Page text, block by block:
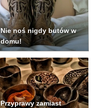
Nie noś nigdy butów w
domu!
Przyprawy zamiast